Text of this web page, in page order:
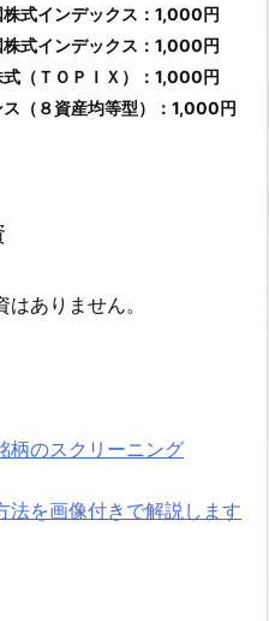
株式インデックス：1,000円
株式インデックス：1,000円
式（ＴＯＰＩＸ）：1,000円
ス（８資産均等型）：1,000円
ありません。
柄のスクリーニング
法を画像付きで解説します